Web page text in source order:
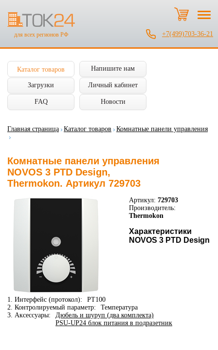
для всех регионов РФ +7(499)703-36-21
Каталог товаров Напишите нам
Загрузки Личный кабинет
FAQ Новости
Главная страница Каталог товаров Комнатные панели управления
Комнатные панели управления
NOVOS 3 PTD Design,
Thermokon. Артикул 729703
Артикул: 729703
Производитель:
Thermokon
Характеристики
NOVOS 3 PTD Design
1. Интерфейс (протокол):
PT100
2. Контролируемый параметр:
Температура
3. Аксессуары:
Дюбель и шуруп (два комплекта)
PSU-UP24 блок питания в подразетник